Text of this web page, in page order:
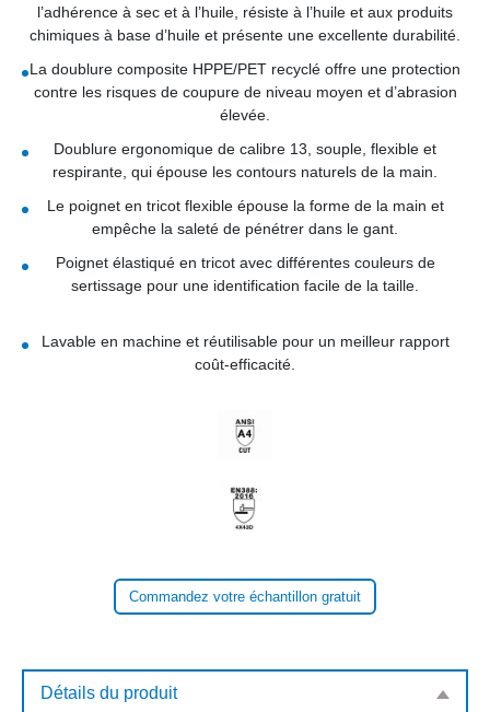
l’adhérence à sec et à l’huile, résiste à l’huile et aux produits
chimiques à base d’huile et présente une excellente durabilité.
La doublure composite HPPE/PET recyclé offre une protection
contre les risques de coupure de niveau moyen et d’abrasion
élevée.
Doublure ergonomique de calibre 13, souple, flexible et
respirante, qui épouse les contours naturels de la main.
Le poignet en tricot flexible épouse la forme de la main et
empêche la saleté de pénétrer dans le gant.
Poignet élastiqué en tricot avec différentes couleurs de
sertissage pour une identification facile de la taille.
Lavable en machine et réutilisable pour un meilleur rapport
coût-efficacité.
Commandez votre échantillon gratuit
Détails du produit